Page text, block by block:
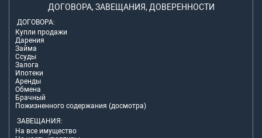
ДОГОВОРА, ЗАВЕЩАНИЯ, ДОВЕРЕННОСТИ
ДОГОВОРА:
Купли продажи
Дарения
Займа
Ссуды
Залога
Ипотеки
Аренды
Обмена
Брачный
Пожизненного содержания (досмотра)
ЗАВЕЩАНИЯ:
На все имущество